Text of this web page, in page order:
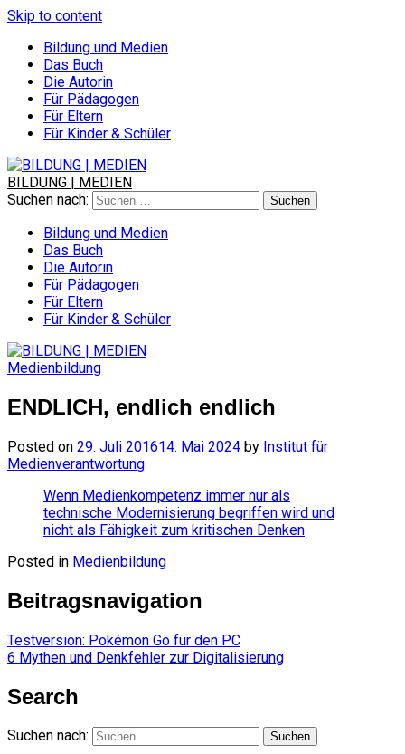
Skip to content
Bildung und Medien
Das Buch
Die Autorin
Für Pädagogen
Für Eltern
Für Kinder & Schüler
BILDUNG | MEDIEN
Suchen nach:
Bildung und Medien
Das Buch
Die Autorin
Für Pädagogen
Für Eltern
Für Kinder & Schüler
Medienbildung
ENDLICH, endlich endlich
Posted on 29. Juli 201614. Mai 2024 by Institut für
Medienverantwortung
Wenn Medienkompetenz immer nur als
technische Modernisierung begriffen wird und
nicht als Fähigkeit zum kritischen Denken
Posted in Medienbildung
Beitragsnavigation
Testversion: Pokémon Go für den PC
6 Mythen und Denkfehler zur Digitalisierung
Search
Suchen nach: